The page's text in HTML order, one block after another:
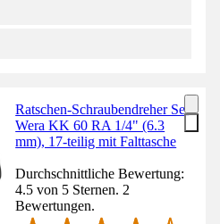
Ratschen-Schraubendreher Set
Wera KK 60 RA 1/4" (6.3
mm), 17-teilig mit Falttasche
Durchschnittliche Bewertung:
4.5 von 5 Sternen. 2
Bewertungen.